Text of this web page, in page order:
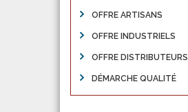
OFFRE ARTISANS
OFFRE INDUSTRIELS
OFFRE DISTRIBUTEURS
DÉMARCHE QUALITÉ